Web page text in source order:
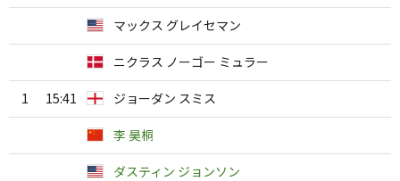
マックス グレイセマン
ニクラス ノーゴー ミュラー
1 15:41 ジョーダン スミス
李 昊桐
ダスティン ジョンソン